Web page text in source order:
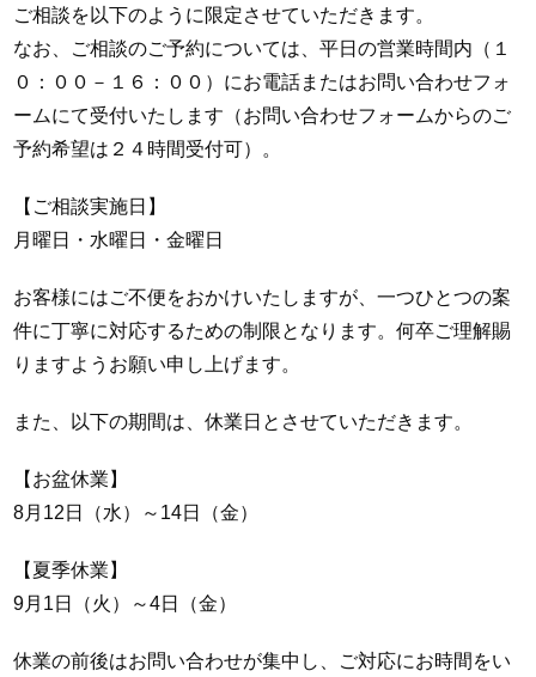
ご相談を以下のように限定させていただきます。
なお、ご相談のご予約については、平日の営業時間内（１
０：００－１６：００）にお電話またはお問い合わせフォ
ームにて受付いたします（お問い合わせフォームからのご
予約希望は２４時間受付可）。
【ご相談実施日】
月曜日・水曜日・金曜日
お客様にはご不便をおかけいたしますが、一つひとつの案
件に丁寧に対応するための制限となります。何卒ご理解賜
りますようお願い申し上げます。
また、以下の期間は、休業日とさせていただきます。
【お盆休業】
8月12日（水）～14日（金）
【夏季休業】
9月1日（火）～4日（金）
休業の前後はお問い合わせが集中し、ご対応にお時間をい